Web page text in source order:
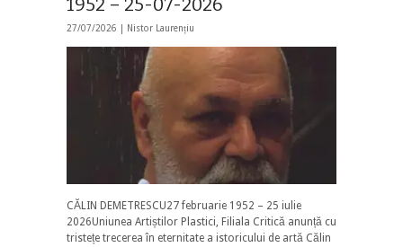
27/07/2026 | Nistor Laurențiu
CĂLIN DEMETRESCU27 februarie 1952 – 25 iulie
2026Uniunea Artiștilor Plastici, Filiala Critică anunță cu
tristețe trecerea în eternitate a istoricului de artă Călin